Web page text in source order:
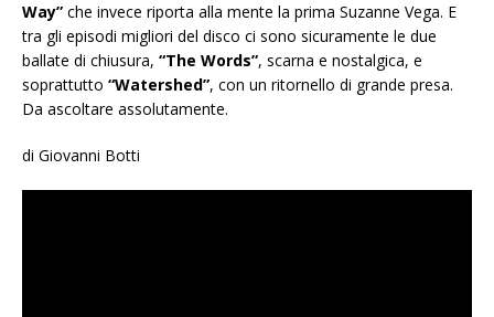
Way” che invece riporta alla mente la prima Suzanne Vega. E
tra gli episodi migliori del disco ci sono sicuramente le due
ballate di chiusura, “The Words”, scarna e nostalgica, e
soprattutto “Watershed”, con un ritornello di grande presa.
Da ascoltare assolutamente.
di Giovanni Botti